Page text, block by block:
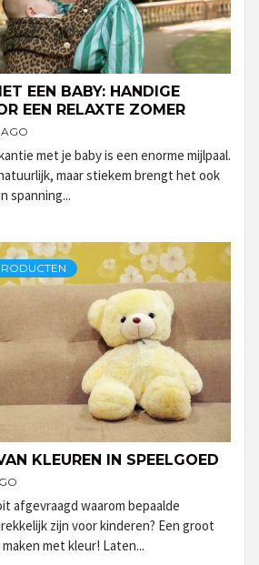
EEN BABY: HANDIGE
EEN RELAXTE ZOMER
met je baby is een enorme mijlpaal.
maar stiekem brengt het ook
spanning...
KLEUREN IN SPEELGOED
afgevraagd waarom bepaalde
zijn voor kinderen? Een groot
met kleur! Laten...